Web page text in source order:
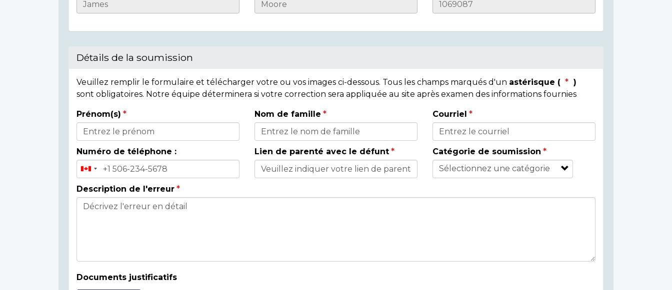
Casualty
Détails de la soumission
Veuillez remplir le formulaire et télécharger votre ou vos images ci-dessous. Tous les champs marqués d'un astérisque (
)
sont obligatoires. Notre équipe déterminera si votre correction sera appliquée au site après examen des informations fournies
Donor
Details
Prénom(s) Nom de famille Courriel
Numéro de téléphone : Lien de parenté avec le défunt Catégorie de soumission
Description de l'erreur
Documents justificatifs